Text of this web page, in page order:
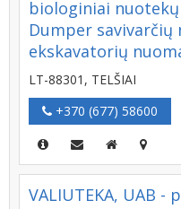
biologiniai
Dumper savivarčių
ekskavatorių
LT-88301, TELŠIAI
+370 (677) 58600
VALIUTEKA, UAB -